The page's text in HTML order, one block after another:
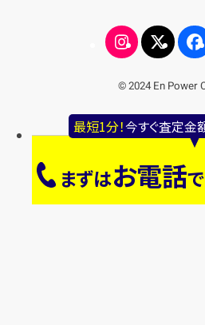
最短1分！今すぐ査定金
まずはお電話で
© 2024 En Power